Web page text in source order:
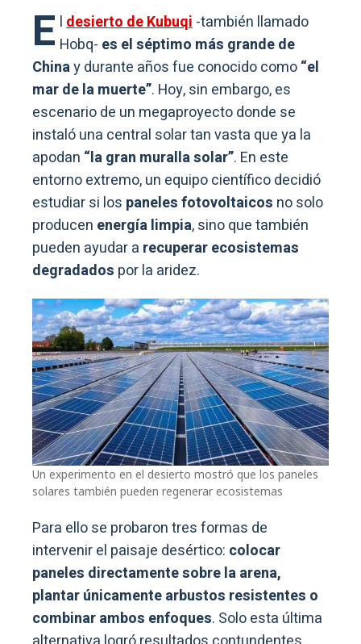
E ldesierto de Kubuqi-también llamado
Hobq- es el séptimo más grande de
Chinay durante años fue conocido como“el
mar de la muerte”. Hoy, sin embargo, es
escenario de un megaproyecto donde se
instaló una central solar tan vasta que ya la
apodan “la gran muralla solar”. En este
entorno extremo, un equipo científico decidió
estudiar si los paneles fotovoltaicos no solo
producen energía limpia, sino que también
pueden ayudar a recuperar ecosistemas
degradados por la aridez.
Un experimento en el desierto mostró que los paneles
solares también pueden regenerar ecosistemas
Para ello se probaron tres formas de
intervenir el paisaje desértico: colocar
paneles directamente sobre la arena,
plantar únicamente arbustos resistentes o
combinar ambos enfoques. Solo esta última